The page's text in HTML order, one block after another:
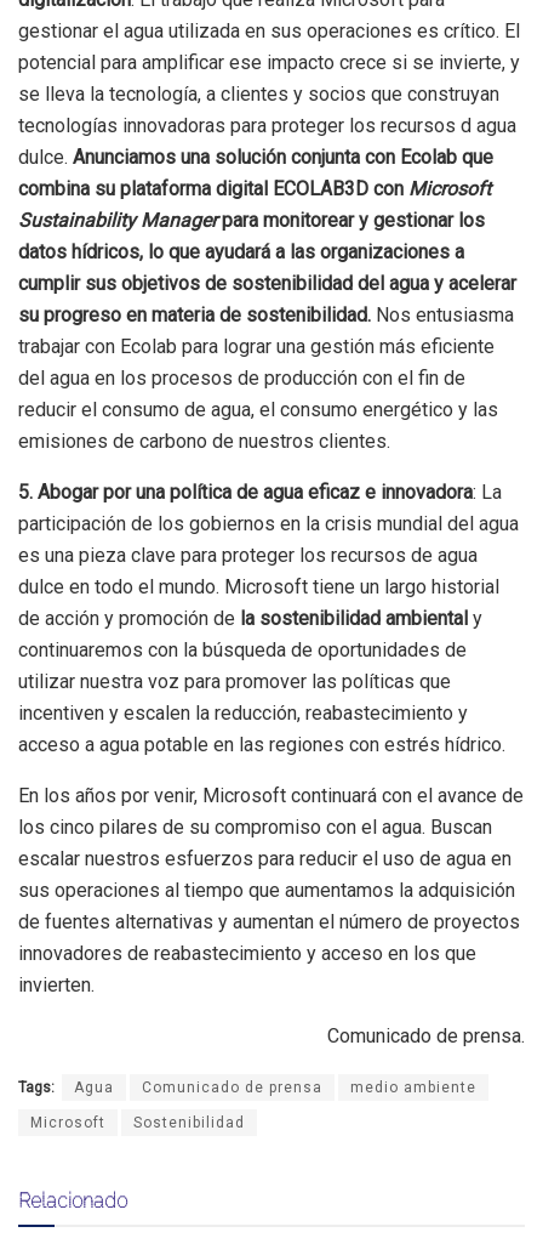
gestionar el agua utilizada en sus operaciones es crítico. El
potencial para amplificar ese impacto crece si se invierte, y
se lleva la tecnología, a clientes y socios que construyan
tecnologías innovadoras para proteger los recursos d agua
dulce. Anunciamos una solución conjunta con Ecolab que
combina su plataforma digital ECOLAB3D con Microsoft
Sustainability Managerpara monitorear y gestionar los
datos hídricos, lo que ayudará a las organizaciones a
cumplir sus objetivos de sostenibilidad del agua y acelerar
su progreso en materia de sostenibilidad. Nos entusiasma
trabajar con Ecolab para lograr una gestión más eficiente
del agua en los procesos de producción con el fin de
reducir el consumo de agua, el consumo energético y las
emisiones de carbono de nuestros clientes.
5. Abogar por una política de agua eficaz e innovadora: La
participación de los gobiernos en la crisis mundial del agua
es una pieza clave para proteger los recursos de agua
dulce en todo el mundo. Microsoft tiene un largo historial
de acción y promoción de la sostenibilidad ambiental y
continuaremos con la búsqueda de oportunidades de
utilizar nuestra voz para promover las políticas que
incentiven y escalen la reducción, reabastecimiento y
acceso a agua potable en las regiones con estrés hídrico.
En los años por venir, Microsoft continuará con el avance de
los cinco pilares de su compromiso con el agua. Buscan
escalar nuestros esfuerzos para reducir el uso de agua en
sus operaciones al tiempo que aumentamos la adquisición
de fuentes alternativas y aumentan el número de proyectos
innovadores de reabastecimiento y acceso en los que
invierten.
Comunicado de prensa.
Tags: Agua Comunicado de prensa medio ambiente
Microsoft Sostenibilidad
Relacionado